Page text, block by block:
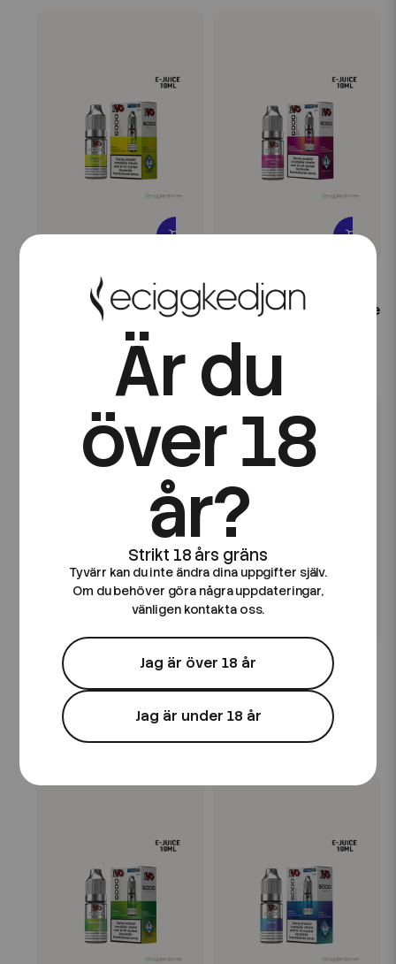
IVG 6000 | Lemon Peach
Crush | 10ml E-Juice |
14,5mg Saltnikotin
IVG 6000 | Raspberry
Peach Bliss | 10ml E-Juice
49 kr
IVG 6000 | Arctic Apple |
10ml E-Juice | 14,5mg
Saltnikotin
IVG
IVG 6000 | Pink Pop |
10ml E-Juice | 14,5mg
Saltnikotin
49 kr
Är du
över 18
år?
Tyvärr kan du inte ändra dina uppgifter själv.
Om du behöver göra några uppdateringar,
vänligen kontakta oss.
Jag är över 18 år
Jag är under 18 år